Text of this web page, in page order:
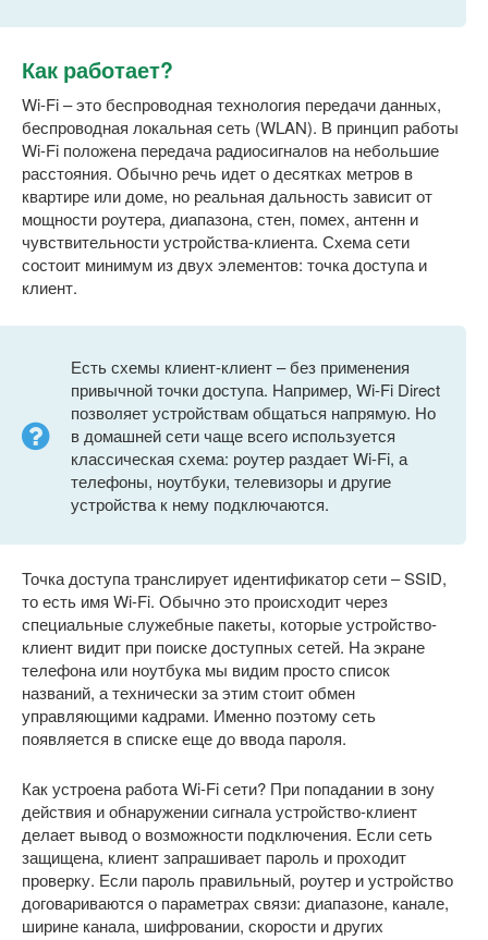
Как работает?
Wi-Fi – это беспроводная технология передачи данных,
беспроводная локальная сеть (WLAN). В принцип работы
Wi-Fi положена передача радиосигналов на небольшие
расстояния. Обычно речь идет о десятках метров в
квартире или доме, но реальная дальность зависит от
мощности роутера, диапазона, стен, помех, антенн и
чувствительности устройства-клиента. Схема сети
состоит минимум из двух элементов: точка доступа и
клиент.
Есть схемы клиент-клиент – без применения
привычной точки доступа. Например, Wi-Fi Direct
позволяет устройствам общаться напрямую. Но
в домашней сети чаще всего используется
классическая схема: роутер раздает Wi-Fi, а
телефоны, ноутбуки, телевизоры и другие
устройства к нему подключаются.
Точка доступа транслирует идентификатор сети – SSID,
то есть имя Wi-Fi. Обычно это происходит через
специальные служебные пакеты, которые устройство-
клиент видит при поиске доступных сетей. На экране
телефона или ноутбука мы видим просто список
названий, а технически за этим стоит обмен
управляющими кадрами. Именно поэтому сеть
появляется в списке еще до ввода пароля.
Как устроена работа Wi-Fi сети? При попадании в зону
действия и обнаружении сигнала устройство-клиент
делает вывод о возможности подключения. Если сеть
защищена, клиент запрашивает пароль и проходит
проверку. Если пароль правильный, роутер и устройство
договариваются о параметрах связи: диапазоне, канале,
ширине канала, шифровании, скорости и других